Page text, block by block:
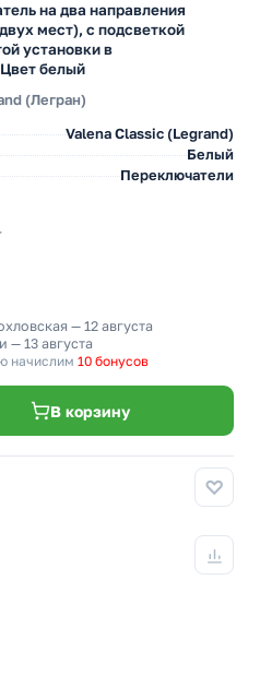
на два направления
мест), с подсветкой
установки в
белый
(Легран)
Valena Classic (Legrand)
Белый
Переключатели
— 12 августа
— 13 августа
начислим 10 бонусов
В корзину